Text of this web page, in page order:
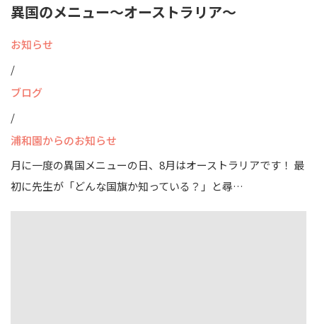
異国のメニュー～オーストラリア～
お知らせ
/
ブログ
/
浦和園からのお知らせ
月に一度の異国メニューの日、8月はオーストラリアです！ 最
初に先生が「どんな国旗か知っている？」と尋…